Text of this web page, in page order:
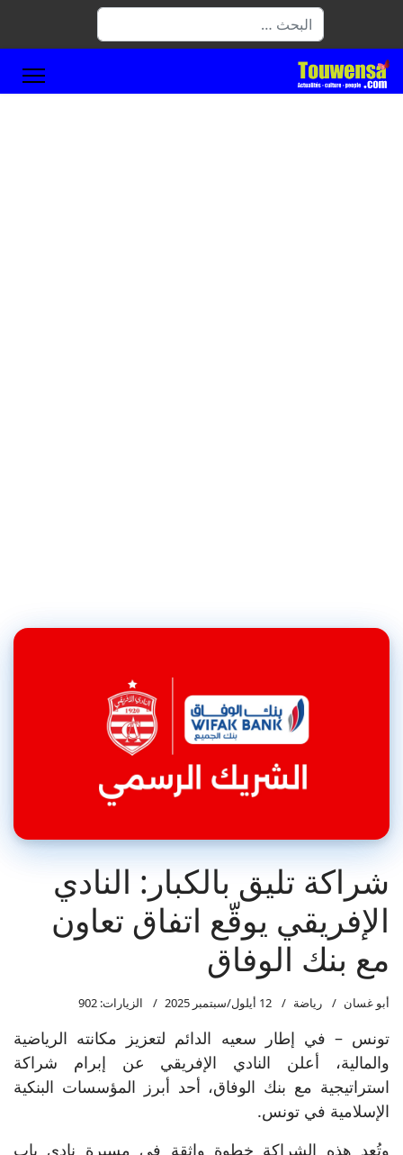
البحث
شراكة تليق بالكبار: النادي
الإفريقي يوقّع اتفاق تعاون
مع بنك الوفاق
أبو غسان رياضة 12 أيلول/سبتمبر 2025 الزيارات: 902
تونس – في إطار سعيه الدائم لتعزيز مكانته الرياضية
والمالية، أعلن النادي الإفريقي عن إبرام شراكة
استراتيجية مع بنك الوفاق، أحد أبرز المؤسسات البنكية
الإسلامية في تونس.
وتُعد هذه الشراكة خطوة واثقة في مسيرة نادي باب